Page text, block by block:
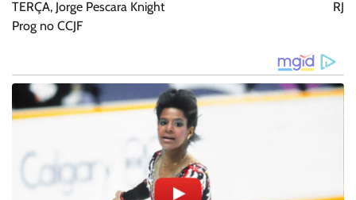
TERÇA, Jorge Pescara Knight
Prog no CCJF
RJ